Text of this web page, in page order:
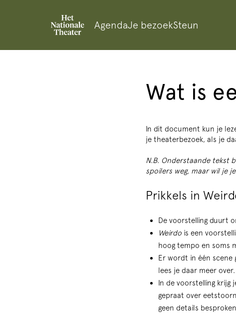
AgendaJe bezoekSteun
Wat is
In dit document kun je
je theaterbezoek, als je
N.B. Onderstaande tekst
spoilers weg, maar wil je
Prikkels in
De voorstelling duurt
Weirdo is een
hoog tempo en soms
Er wordt in één scene
lees je daar meer over.
In de voorstelling krijg
gepraat over
geen details